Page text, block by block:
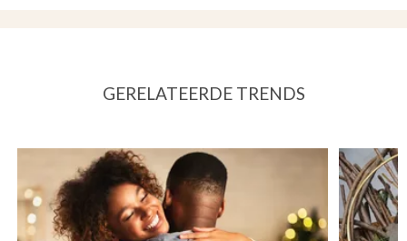
GERELATEERDE TRENDS